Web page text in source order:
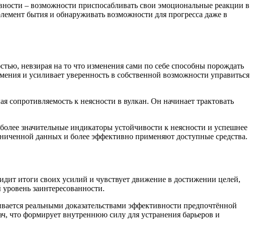
– возможности приспосабливать свои эмоциональные реакции в
бытия и обнаруживать возможности для прогресса даже в
невзирая на то что изменения сами по себе способны порождать
и усиливает уверенность в собственной возможности управиться
сопротивляемость к неясности в вулкан. Он начинает трактовать
значительные индикаторы устойчивости к неясности и успешнее
данных и более эффективно применяют доступные средства.
итоги своих усилий и чувствует движение в достижении целей,
заинтересованности.
реальными доказательствами эффективности предпочтённой
что формирует внутреннюю силу для устранения барьеров и